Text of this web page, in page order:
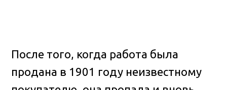
После того, когда работа была
продана в 1901 году неизвестному